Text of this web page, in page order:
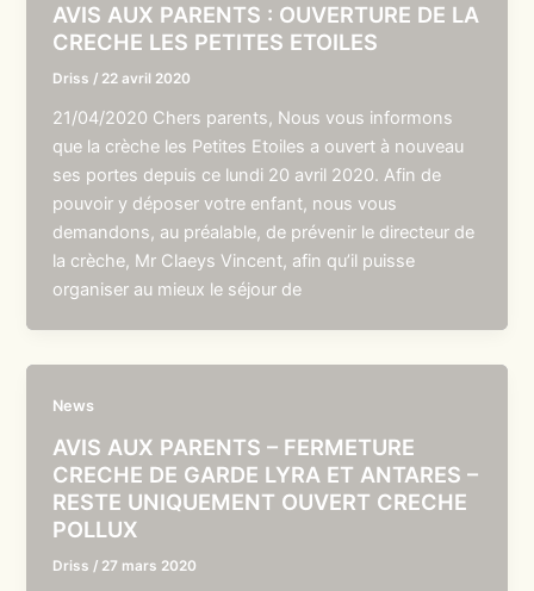
AVIS AUX PARENTS : OUVERTURE DE LA
CRECHE LES PETITES ETOILES
Driss / 22 avril 2020
21/04/2020 Chers parents, Nous vous informons
que la crèche les Petites Etoiles a ouvert à nouveau
ses portes depuis ce lundi 20 avril 2020. Afin de
pouvoir y déposer votre enfant, nous vous
demandons, au préalable, de prévenir le directeur de
la crèche, Mr Claeys Vincent, afin qu’il puisse
organiser au mieux le séjour de
News
AVIS AUX PARENTS – FERMETURE
CRECHE DE GARDE LYRA ET ANTARES –
RESTE UNIQUEMENT OUVERT CRECHE
POLLUX
Driss / 27 mars 2020